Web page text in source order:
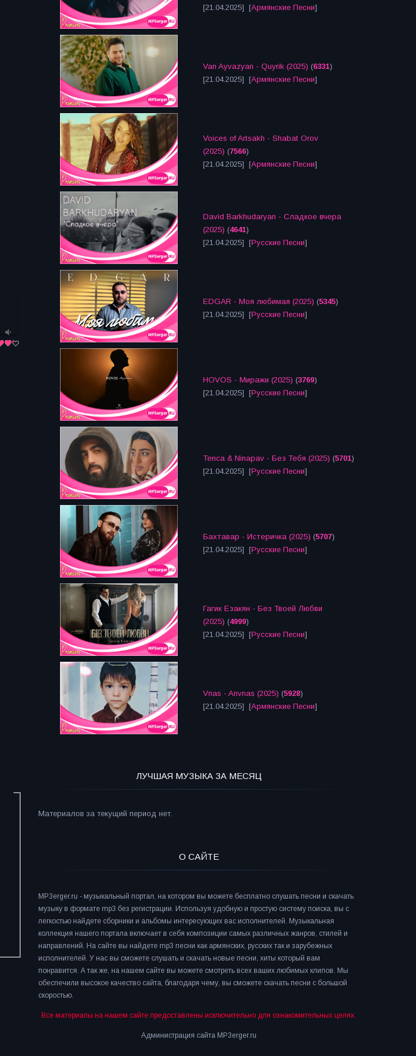
[21.04.2025] [Армянские Песни]
Van Ayvazyan - Quyrik (2025) (6331)
[21.04.2025] [Армянские Песни]
Voices of Artsakh - Shabat Orov
(2025) (7566)
[21.04.2025] [Армянские Песни]
David Barkhudaryan - Сладкое вчера
(2025) (4641)
[21.04.2025] [Русские Песни]
EDGAR - Моя любимая (2025) (5345)
[21.04.2025] [Русские Песни]
HOVOS - Миражи (2025) (3769)
[21.04.2025] [Русские Песни]
Tenca & Ninapav - Без Тебя (2025) (5701)
[21.04.2025] [Русские Песни]
Бахтавар - Истеричка (2025) (5707)
[21.04.2025] [Русские Песни]
Гагик Езакян - Без Твоей Любви
(2025) (4999)
[21.04.2025] [Русские Песни]
Vnas - Anvnas (2025) (5928)
[21.04.2025] [Армянские Песни]
ЛУЧШАЯ МУЗЫКА ЗА МЕСЯЦ
Материалов за текущий период нет.
О САЙТЕ
MP3erger.ru - музыкальный портал, на котором вы можете бесплатно слушать песни и скачать
музыку в формате mp3 без регистрации. Используя удобную и простую систему поиска, вы с
легкостью найдете сборники и альбомы интересующих вас исполнителей. Музыкальная
коллекция нашего портала включает в себя композиции самых различных жанров, стилей и
направлений. На сайте вы найдете mp3 песни как армянских, русских так и зарубежных
исполнителей. У нас вы сможете слушать и скачать новые песни, хиты который вам
понравится. А так же, на нашем сайте вы можете смотреть всех ваших любимых клипов. Мы
обеспечили высокое качество сайта, благодаря чему, вы сможете скачать песни с большой
скоростью.
Все материалы на нашем сайте предоставлены исключительно для ознакомительных целях.
Администрация сайта MP3erger.ru